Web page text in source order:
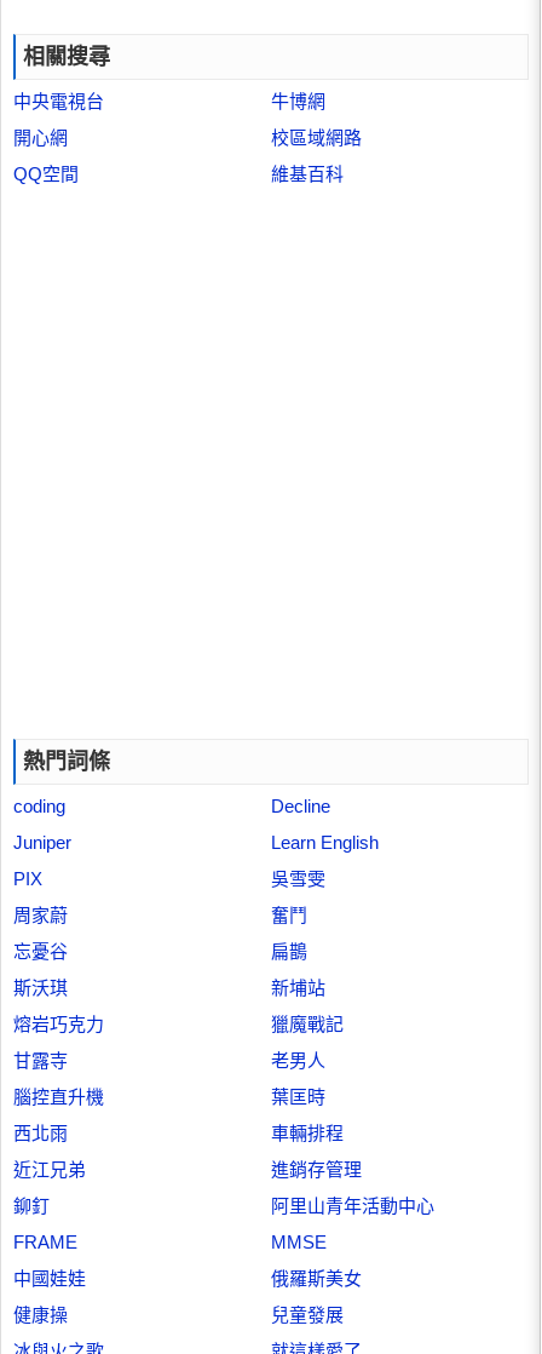
相關搜尋
中央電視台
牛博網
開心網
校區域網路
QQ空間
維基百科
熱門詞條
coding
Decline
Juniper
Learn English
PIX
吳雪雯
周家蔚
奮鬥
忘憂谷
扁鵲
斯沃琪
新埔站
熔岩巧克力
獵魔戰記
甘露寺
老男人
腦控直升機
葉匡時
西北雨
車輛排程
近江兄弟
進銷存管理
鉚釘
阿里山青年活動中心
FRAME
MMSE
中國娃娃
俄羅斯美女
健康操
兒童發展